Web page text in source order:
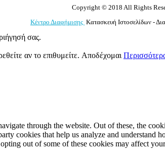
Copyright © 2018 All Rights
Κέντρο Διαφήμισης Κατασκευή Ιστοσελίδων -
σας.
αν το επιθυμείτε. Αποδέχομαι
through the website. Out of these, the
cookies that help us analyze and
out of some of these cookies may affect